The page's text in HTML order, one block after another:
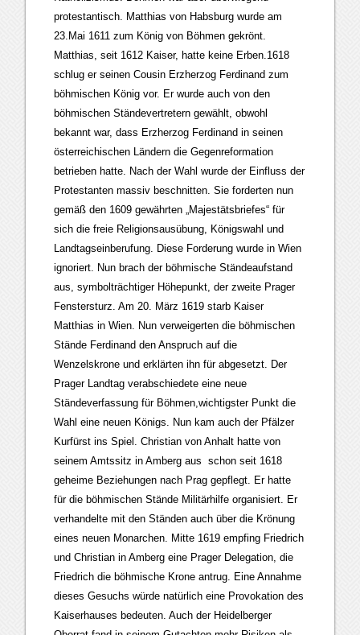
protestantisch. Matthias von Habsburg wurde am
23.Mai 1611 zum König von Böhmen gekrönt.
Matthias, seit 1612 Kaiser, hatte keine Erben.1618
schlug er seinen Cousin Erzherzog Ferdinand zum
böhmischen König vor. Er wurde auch von den
böhmischen Ständevertretern gewählt, obwohl
bekannt war, dass Erzherzog Ferdinand in seinen
österreichischen Ländern die Gegenreformation
betrieben hatte. Nach der Wahl wurde der Einfluss der
Protestanten massiv beschnitten. Sie forderten nun
gemäß den 1609 gewährten „Majestätsbriefes“ für
sich die freie Religionsausübung, Königswahl und
Landtagseinberufung. Diese Forderung wurde in Wien
ignoriert. Nun brach der böhmische Ständeaufstand
aus, symbolträchtiger Höhepunkt, der zweite Prager
Fenstersturz. Am 20. März 1619 starb Kaiser
Matthias in Wien. Nun verweigerten die böhmischen
Stände Ferdinand den Anspruch auf die
Wenzelskrone und erklärten ihn für abgesetzt. Der
Prager Landtag verabschiedete eine neue
Ständeverfassung für Böhmen,wichtigster Punkt die
Wahl eine neuen Königs. Nun kam auch der Pfälzer
Kurfürst ins Spiel. Christian von Anhalt hatte von
seinem Amtssitz in Amberg aus schon seit 1618
geheime Beziehungen nach Prag gepflegt. Er hatte
für die böhmischen Stände Militärhilfe organisiert. Er
verhandelte mit den Ständen auch über die Krönung
eines neuen Monarchen. Mitte 1619 empfing Friedrich
und Christian in Amberg eine Prager Delegation, die
Friedrich die böhmische Krone antrug. Eine Annahme
dieses Gesuchs würde natürlich eine Provokation des
Kaiserhauses bedeuten. Auch der Heidelberger